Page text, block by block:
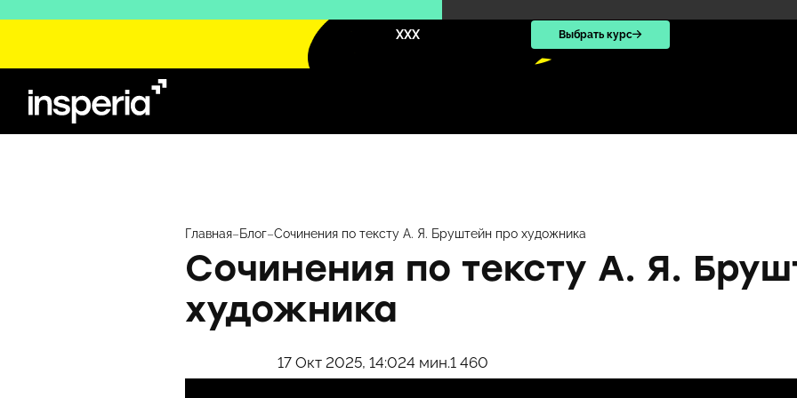
XXX Выбрать курс
Главная–Блог–Сочинения по тексту А. Я. Бруштейн про художника
Сочинения по тексту А. Я.
художника
17 Окт 2025, 14:024 мин.1 460